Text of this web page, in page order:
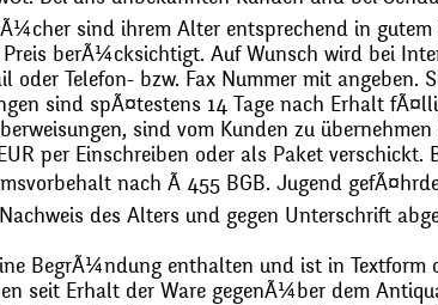
sind ihrem Alter entsprechend in gutem
berÃ¼cksichtigt. Auf Wunsch wird bei
oder Telefon- bzw. Fax Nummer mit angeben.
sind spÃ¤testens 14 Tage nach Erhalt
sind vom Kunden zu
per Einschreiben oder als Paket verschickt.
nach Ã 455 BGB. Jugend
des Alters und gegen Unterschrift
BegrÃ¼ndung enthalten und ist in Textform
seit Erhalt der Ware gegenÃ¼ber dem